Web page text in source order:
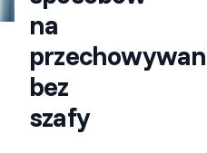
na
bez
szafy